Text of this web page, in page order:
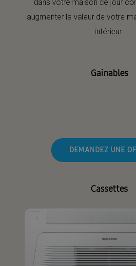
dans votre maison de jour
augmenter la valeur de votre
intérieur.
Gainables
DEMANDEZ UNE
Cassettes